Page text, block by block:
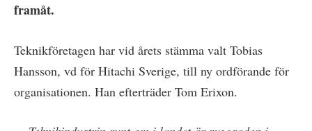
framåt.
Teknikföretagen har vid årets stämma valt Tobias
Hansson, vd för Hitachi Sverige, till ny ordförande för
organisationen. Han efterträder Tom Erixon.